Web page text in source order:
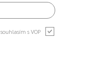
souhlasím s VOP